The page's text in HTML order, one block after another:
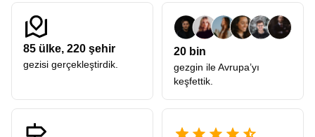
85 ülke, 220 şehir
gezisi gerçekleştirdik.
20 bin
gezgin ile Avrupa’yı
keşfettik.